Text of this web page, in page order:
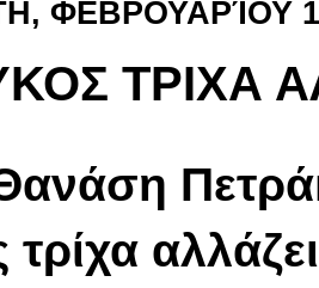
ΦΕΒΡΟΥΑΡΊΟΥ
ΤΡΙΧΑ
τρίχα